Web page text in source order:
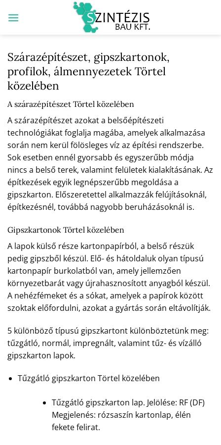
Szárazépítészet, gipszkartonok,
profilok, álmennyezetek Törtel
közelében
A szárazépítészet Törtel közelében
A szárazépítészet azokat a belsőépítészeti
technológiákat foglalja magába, amelyek alkalmazása
során nem kerül fölösleges víz az építési rendszerbe.
Sok esetben ennél gyorsabb és egyszerűbb módja
nincs a belső terek, valamint felületek kialakításának. Az
építkezések egyik legnépszerűbb megoldása a
gipszkarton. Előszeretettel alkalmazzák felújításoknál,
építkezésnél, továbbá nagyobb beruházásoknál is.
Gipszkartonok Törtel közelében
A lapok külső része kartonpapírból, a belső részük
pedig gipszből készül. Elő- és hátoldaluk olyan típusú
kartonpapír burkolatból van, amely jellemzően
környezetbarát vagy újrahasznosított anyagból készül.
A nehézfémeket és a sókat, amelyek a papírok között
szoktak előfordulni, azokat a gyártás során eltávolítják.
5 különböző típusú gipszkartont különböztetünk meg:
tűzgátló, normál, impregnált, valamint tűz- és vízálló
gipszkarton lapok.
Tűzgátló gipszkarton Törtel közelében
Tűzgátló gipszkarton lap. Jelölése: RF (DF)
Megjelenés: rózsaszín kartonlap, élén
fekete felirat.